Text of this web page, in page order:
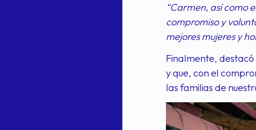
“Carmen, así como
compromiso y
mejores mujeres y
Finalmente,
y que, con el
las familias de